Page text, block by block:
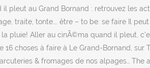
pleut au Grand Bornand : retrouvez les
traite, tonte…. être – to be: se faire Il
pluie! Aller au cinÃ©ma quand il pleut,
choses à faire à Le Grand-Bornand,
& fromages de nos alpages…